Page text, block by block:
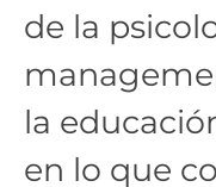
de la
la
en lo que